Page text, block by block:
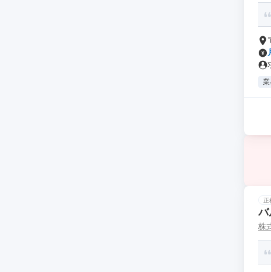
業
正
バ
株